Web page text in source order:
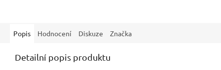
Popis Hodnocení Diskuze Značka
Detailní popis produktu